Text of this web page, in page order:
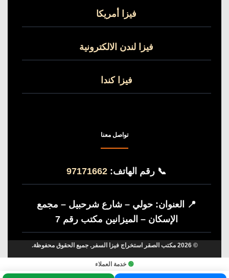
فيزا أمريكا
فيزا لندن الالكترونية
فيزا كندا
تواصل معنا
📞 رقم الهاتف: 97171662
📍 العنوان: حولي – شارع شرحبيل – مجمع
الإسكان – الميزانين مكتب رقم 7
© 2026 مكتب الصقر استخراج فيزا السفر. جميع الحقوق محفوظة.
🟢 خدمة العملاء